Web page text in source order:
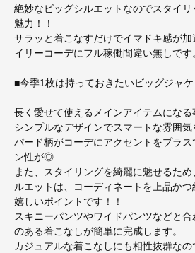
絶妙なビッグシルエットなのでスタイ
魅力！！
サラッと着こなすだけでイマドキ感が
イリーコーデにフル稼働間違い無しです
■今季1枚は持っておきたいビッグジャケ
長く愛せて使えるメインアイテムになる
シンプルなデザインでスマートな雰囲
パード柄がコーデにアクセントをプラ
ン性が◎
また、スタイリングを綺麗に魅せるた
ルエットは、コーディネートを上品か
嬉しいポイントです！！
スキニーパンツやワイドパンツなどと
のある着こなしが簡単に完成します。
カジュアルな着こなしにも相性抜群な